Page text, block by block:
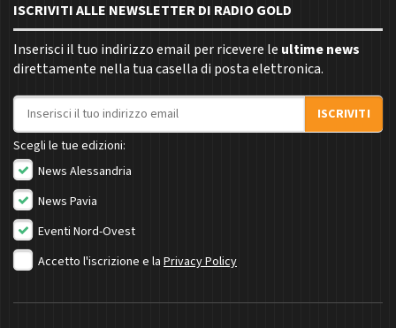
ISCRIVITI ALLE NEWSLETTER DI RADIO GOLD
Inserisci il tuo indirizzo email per ricevere le ultime news
direttamente nella tua casella di posta elettronica.
Indirizzo email
ISCRIVITI
Scegli le tue edizioni:
News Alessandria
News Pavia
Eventi Nord-Ovest
Accetto l'iscrizione e la Privacy Policy